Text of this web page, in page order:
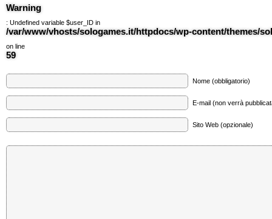
Warning
: Undefined variable $user_ID in
/var/www/vhosts/sologames.it/httpdocs/wp-content/themes/
on line
59
Nome (obbligatorio)
E-mail (non verrà
Sito Web (opzionale)